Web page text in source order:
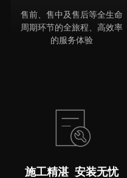
售前、售中及售后等全生命
周期环节的全旅程、高效率
的服务体验
施工精湛 安装无忧